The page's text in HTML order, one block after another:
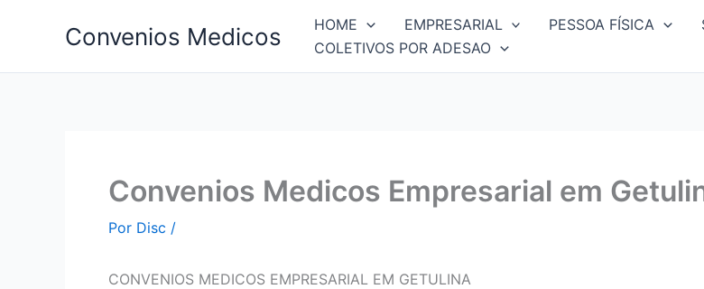
Convenios Medicos HOME EMPRESARIAL PESSOA FÍSICA
COLETIVOS POR ADESAO
Convenios Medicos Empresarial em
Por Disc /
CONVENIOS MEDICOS EMPRESARIAL EM GETULINA